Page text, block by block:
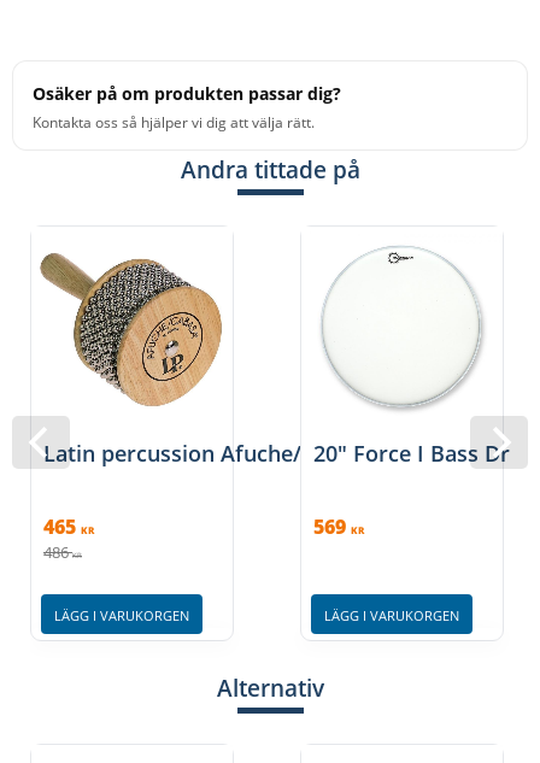
Osäker på om produkten passar dig?
Kontakta oss så hjälper vi dig att välja rätt.
Andra tittade på
Latin percussion Afuche/Cabasa
465 KR
486 KR
LÄGG I VARUKORGEN
20" Force I Bass
569 KR
LÄGG I VARUKORGEN
Alternativ